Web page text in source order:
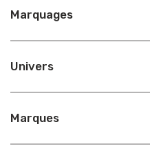
Marquages
Univers
Marques